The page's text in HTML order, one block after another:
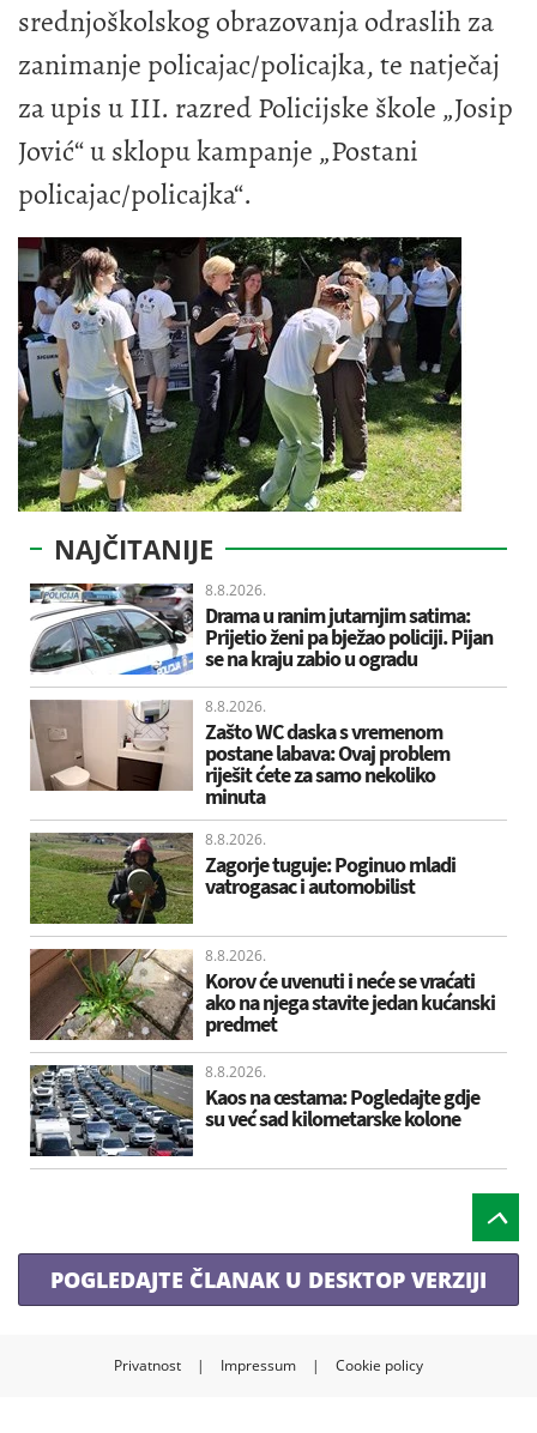
srednjoškolskog obrazovanja odraslih za
zanimanje policajac/policajka, te natječaj
za upis u III. razred Policijske škole „Josip
Jović“ u sklopu kampanje „Postani
policajac/policajka“.
NAJČITANIJE
8.8.2026.
Drama u ranim jutarnjim satima:
Prijetio ženi pa bježao policiji. Pijan
se na kraju zabio u ogradu
8.8.2026.
Zašto WC daska s vremenom
postane labava: Ovaj problem
riješit ćete za samo nekoliko
minuta
8.8.2026.
Zagorje tuguje: Poginuo mladi
vatrogasac i automobilist
8.8.2026.
Korov će uvenuti i neće se vraćati
ako na njega stavite jedan kućanski
predmet
8.8.2026.
Kaos na cestama: Pogledajte gdje
su već sad kilometarske kolone
POGLEDAJTE ČLANAK U DESKTOP VERZIJI
Privatnost | Impressum | Cookie policy